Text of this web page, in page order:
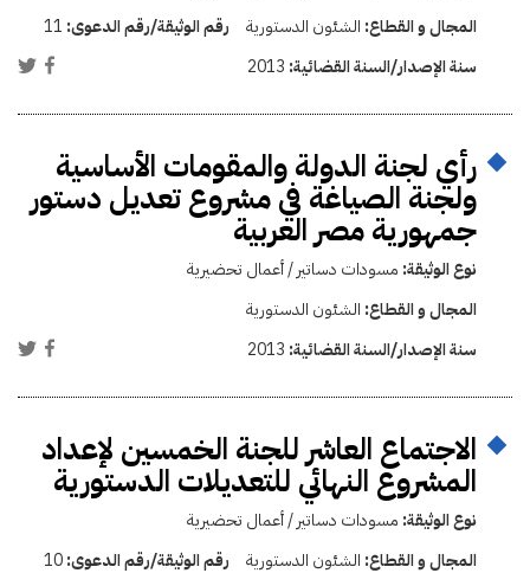
المجال و القطاع: الشئون الدستورية رقم الوثيقة/رقم الدعوى: 11
سنة الإصدار/السنة القضائية: 2013
رأي لجنة الدولة والمقومات الأساسية
ولجنة الصياغة في مشروع تعديل دستور
جمهورية مصر العربية
نوع الوثيقة: مسودات دساتير / أعمال تحضيرية
المجال و القطاع: الشئون الدستورية
سنة الإصدار/السنة القضائية: 2013
الاجتماع العاشر للجنة الخمسين لإعداد
المشروع النهائي للتعديلات الدستورية
نوع الوثيقة: مسودات دساتير / أعمال تحضيرية
المجال و القطاع: الشئون الدستورية رقم الوثيقة/رقم الدعوى:10